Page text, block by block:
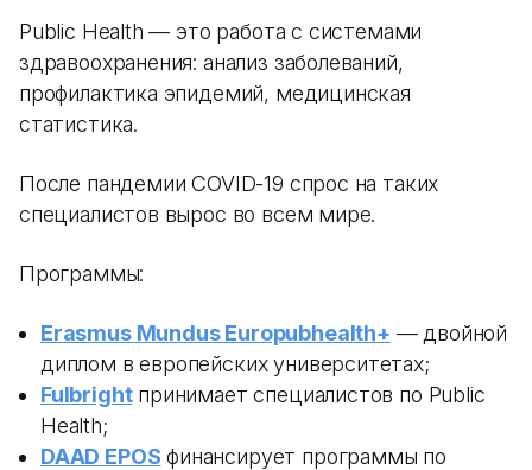
Public Health — это работа с системами
здравоохранения: анализ заболеваний,
профилактика эпидемий, медицинская
статистика.
После пандемии COVID-19 спрос на таких
специалистов вырос во всем мире.
Программы:
Erasmus Mundus Europubhealth+ — двойной
диплом в европейских университетах;
Fulbrightпринимает специалистов по Public
Health;
DAAD EPOS финансирует программы по